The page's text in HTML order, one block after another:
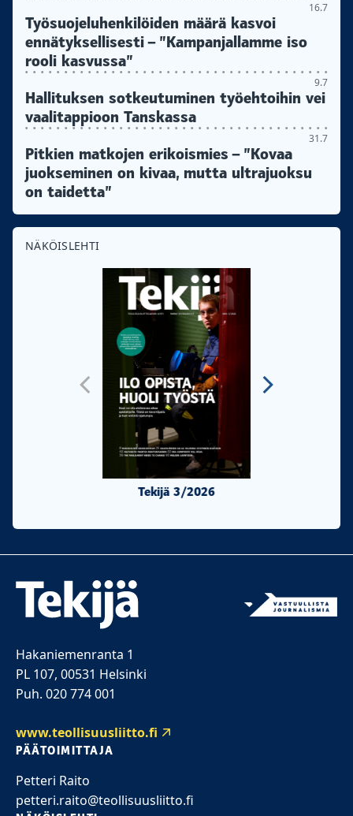
16.7
Työsuojeluhenkilöiden määrä kasvoi
ennätyksellisesti – ”Kampanjallamme iso
rooli kasvussa”
9.7
Hallituksen sotkeutuminen työehtoihin vei
vaalitappioon Tanskassa
31.7
Pitkien matkojen erikoismies – ”Kovaa
juokseminen on kivaa, mutta ultrajuoksu
on taidetta”
NÄKÖISLEHTI
Tekijä 3/2026
Hakaniemenranta 1
PL 107, 00531 Helsinki
Puh. 020 774 001
www.teollisuusliitto.fi
PÄÄTOIMITTAJA
Petteri Raito
petteri.raito@teollisuusliitto.fi